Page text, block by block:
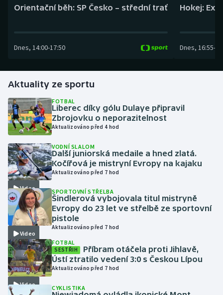
Golf
Gymnastika
Házená
Jezdectví
Judo
Krasobruslení
Lezení
Lyže a snowboard
Moderní pětiboj
Orientační běh: SP Česko – střední trať
Dnes, 14:00-17:50
Hokej:
Dnes, 16:55-
Aktuality ze sportu
FOTBAL
Liberec díky gólu Dulaye připravil
Zbrojovku o neporazitelnost
Aktualizováno před 4 hod
Video
VODNÍ SLALOM
Další juniorská medaile a hned zlatá.
Kočířová je mistryní Evropy na kajaku
Aktualizováno před 7 hod
Video
SPORTOVNÍ STŘELBA
Šindlerová vybojovala titul mistryně
Evropy do 23 let ve střelbě ze sportovní
pistole
Aktualizováno před 7 hod
Video
FOTBAL
SESTŘIH
Příbram otáčela proti Jihlavě,
Ústí ztratilo vedení 3:0 s Českou Lípou
Aktualizováno před 7 hod
CYKLISTIKA